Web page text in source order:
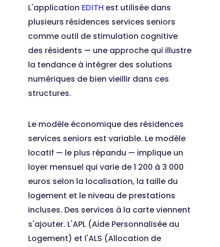
L'application EDITHest utilisée dans
plusieurs résidences services seniors
comme outil de stimulation cognitive
des résidents — une approche qui illustre
la tendance à intégrer des solutions
numériques de bien vieillir dans ces
structures.
Le modèle économique des résidences
services seniors est variable. Le modèle
locatif — le plus répandu — implique un
loyer mensuel qui varie de 1 200 à 3 000
euros selon la localisation, la taille du
logement et le niveau de prestations
incluses. Des services à la carte viennent
s'ajouter. L'APL (Aide Personnalisée au
Logement) et l'ALS (Allocation de